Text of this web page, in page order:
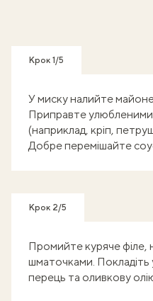
Крок 1/5
У миску налийте
Приправте улюбленими
(наприклад, кріп,
Добре перемішайте соус
Крок 2/5
Промийте куряче філе,
шматочками. Покладіть
перець та оливкову